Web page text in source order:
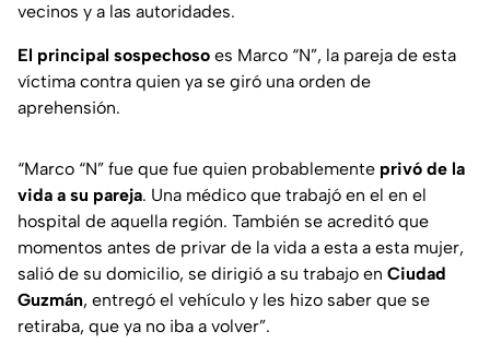
vecinos y a las autoridades.
El principal sospechoso es Marco “N”, la pareja de esta
víctima contra quien ya se giró una orden de
aprehensión.
“Marco “N” fue que fue quien probablemente privó de la
vida a su pareja. Una médico que trabajó en el en el
hospital de aquella región. También se acreditó que
momentos antes de privar de la vida a esta a esta mujer,
salió de su domicilio, se dirigió a su trabajo en Ciudad
Guzmán, entregó el vehículo y les hizo saber que se
retiraba, que ya no iba a volver”.